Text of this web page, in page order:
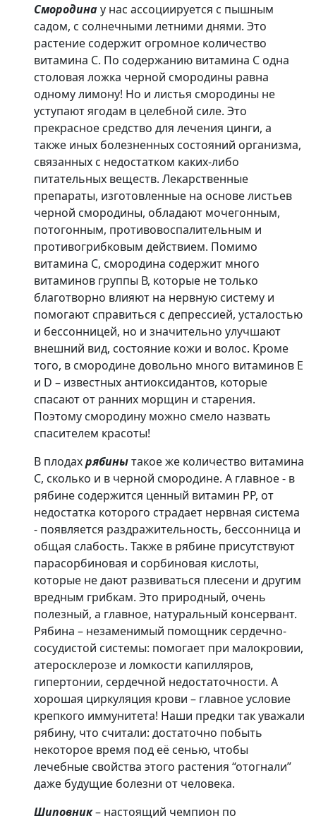
Смородинау нас ассоциируется с пышным
садом, с солнечными летними днями. Это
растение содержит огромное количество
витамина С. По содержанию витамина С одна
столовая ложка черной смородины равна
одному лимону! Но и листья смородины не
уступают ягодам в целебной силе. Это
прекрасное средство для лечения цинги, а
также иных болезненных состояний организма,
связанных с недостатком каких-либо
питательных веществ. Лекарственные
препараты, изготовленные на основе листьев
черной смородины, обладают мочегонным,
потогонным, противовоспалительным и
противогрибковым действием. Помимо
витамина С, смородина содержит много
витаминов группы В, которые не только
благотворно влияют на нервную систему и
помогают справиться с депрессией, усталостью
и бессонницей, но и значительно улучшают
внешний вид, состояние кожи и волос. Кроме
того, в смородине довольно много витаминов Е
и D – известных антиоксидантов, которые
спасают от ранних морщин и старения.
Поэтому смородину можно смело назвать
спасителем красоты!
В плодахрябинытакое же количество витамина
С, сколько и в черной смородине. А главное - в
рябине содержится ценный витамин РР, от
недостатка которого страдает нервная система
- появляется раздражительность, бессонница и
общая слабость. Также в рябине присутствуют
парасорбиновая и сорбиновая кислоты,
которые не дают развиваться плесени и другим
вредным грибкам. Это природный, очень
полезный, а главное, натуральный консервант.
Рябина – незаменимый помощник сердечно-
сосудистой системы: помогает при малокровии,
атеросклерозе и ломкости капилляров,
гипертонии, сердечной недостаточности. А
хорошая циркуляция крови – главное условие
крепкого иммунитета! Наши предки так уважали
рябину, что считали: достаточно побыть
некоторое время под её сенью, чтобы
лечебные свойства этого растения “отогнали”
даже будущие болезни от человека.
Шиповник– настоящий чемпион по